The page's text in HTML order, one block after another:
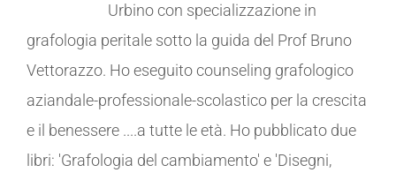
Urbino con specializzazione in
grafologia peritale sotto la guida del Prof Bruno
Vettorazzo. Ho eseguito counseling grafologico
aziandale-professionale-scolastico per la crescita
e il benessere ....a tutte le età. Ho pubblicato due
libri: 'Grafologia del cambiamento' e 'Disegni,